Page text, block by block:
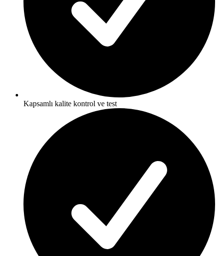
Kapsamlı kalite kontrol ve test